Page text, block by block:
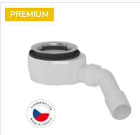
zNejdražší
Nejprodávanější
Abecedně
V
PREMIUM